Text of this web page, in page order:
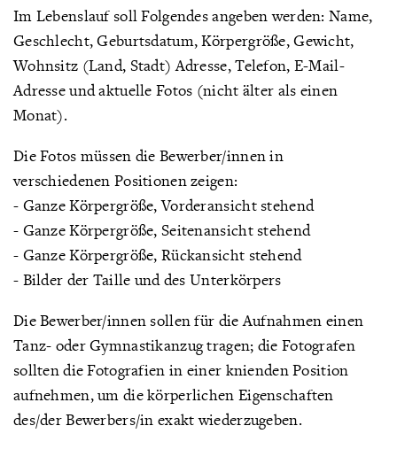
Im Lebenslauf soll Folgendes angeben werden: Name,
Geschlecht, Geburtsdatum, Körpergröße, Gewicht,
Wohnsitz (Land, Stadt) Adresse, Telefon, E-Mail-
Adresse und aktuelle Fotos (nicht älter als einen
Monat).
Die Fotos müssen die Bewerber/innen in
verschiedenen Positionen zeigen:
- Ganze Körpergröße, Vorderansicht stehend
- Ganze Körpergröße, Seitenansicht stehend
- Ganze Körpergröße, Rückansicht stehend
- Bilder der Taille und des Unterkörpers
Die Bewerber/innen sollen für die Aufnahmen einen
Tanz- oder Gymnastikanzug tragen; die Fotografen
sollten die Fotografien in einer knienden Position
aufnehmen, um die körperlichen Eigenschaften
des/der Bewerbers/in exakt wiederzugeben.